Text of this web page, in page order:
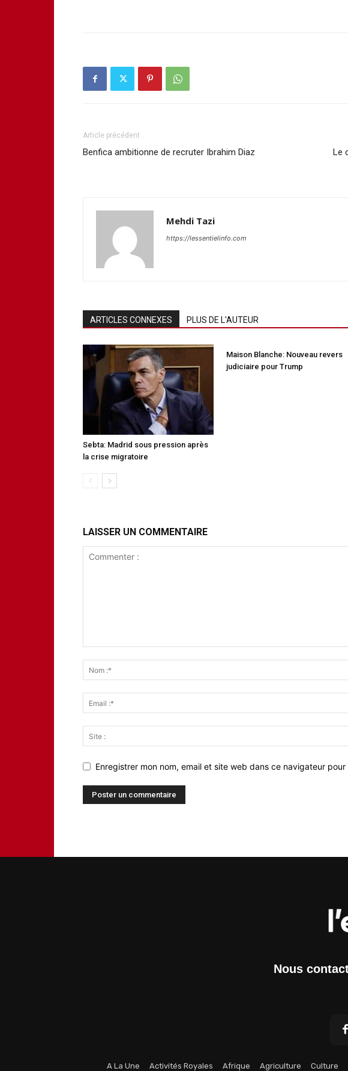
Article précédent
Benfica ambitionne de recruter Ibrahim Diaz
Le
Mehdi Tazi
https://lessentielinfo.com
ARTICLES CONNEXES PLUS DE L'AUTEUR
Sebta: Madrid sous pression après
la crise migratoire
Maison Blanche: Nouveau revers
judiciaire pour Trump
LAISSER UN COMMENTAIRE
Enregistrer mon nom, email et site web dans ce navigateur
Nous
A La Une Activités Royales Afrique Agriculture Culture